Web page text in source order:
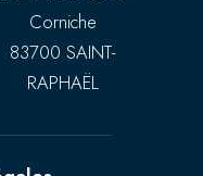
Corniche
83700 SAINT-
RAPHAËL